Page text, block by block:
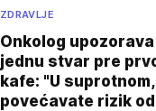
ZDRAVLJE
Onkolog
jednu stvar pre
kafe: "U
povećavate rizik